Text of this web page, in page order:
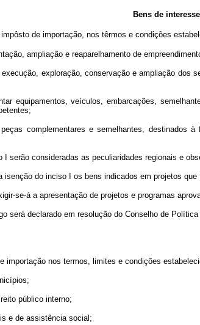
Bens de
impôsto de importação, nos têrmos e
ampliação e reaparelhamento de
exploração, conservação e ampliação dos
veículos, embarcações,
e semelhantes, destinados à
consideradas as peculiaridades regionais e
do inciso I os bens indicados em projetos que
á a apresentação de projetos e programas
declarado em resolução do Conselho de Política
nos termos, limites e condições
público interno;
de assistência social;